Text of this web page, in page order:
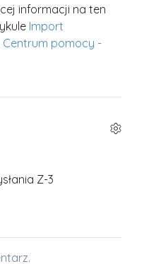
informacji na ten
Import
Centrum pomocy -
Z-3